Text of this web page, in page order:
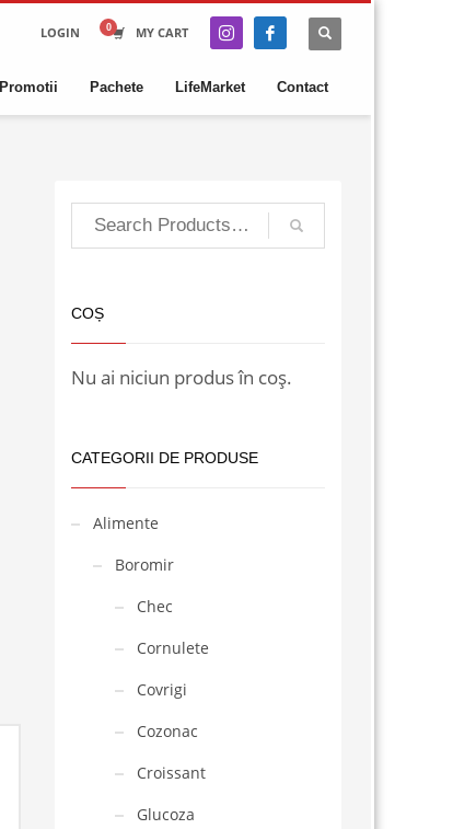
LOGIN MY CART
Promotii Pachete LifeMarket Contact
COȘ
Nu ai niciun produs în coș.
CATEGORII DE PRODUSE
Alimente
Boromir
Chec
Cornulete
Covrigi
Cozonac
Croissant
Glucoza